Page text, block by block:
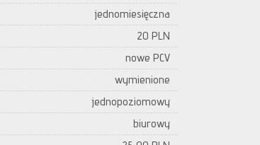
jednomiesięczna
20 PLN
nowe PCV
wymienione
jednopoziomowy
biurowy